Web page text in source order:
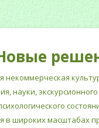
некоммерческая
науки,
в широких масштабах